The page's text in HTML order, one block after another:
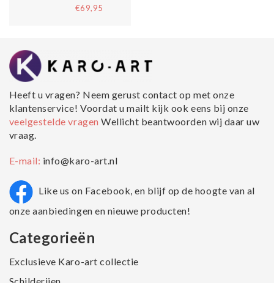
€69,95
Heeft u vragen? Neem gerust contact op met onze
klantenservice! Voordat u mailt kijk ook eens bij onze
veelgestelde vragenWellicht beantwoorden wij daar uw
vraag.
E-mail: info@karo-art.nl
Like us on Facebook, en blijf op de hoogte van al
onze aanbiedingen en nieuwe producten!
Categorieën
Exclusieve Karo-art collectie